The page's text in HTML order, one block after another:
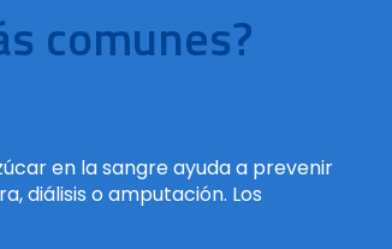
comunes?
en la sangre ayuda a prevenir
diálisis o amputación. Los